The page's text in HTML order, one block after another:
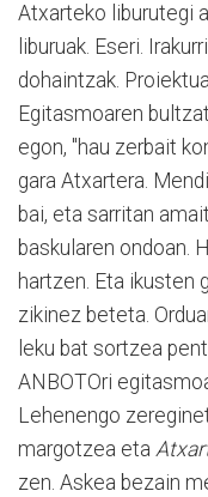
Atxarteko liburutegi
liburuak. Eseri.
dohaintzak.
Egitasmoaren
egon, "hau zerbait
gara Atxartera.
bai, eta sarritan
baskularen ondoan.
hartzen. Eta ikusten
zikinez beteta.
leku bat sortzea
ANBOTOri
Lehenengo
margotzea eta
zen. Askea bezain